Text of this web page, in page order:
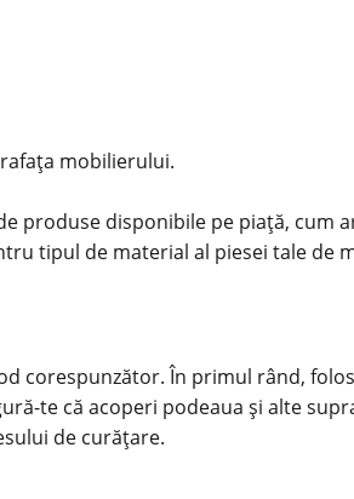
mobilierului.
produse disponibile pe piață, cum
tipul de material al piesei tale de
corespunzător. În primul rând,
te că acoperi podeaua și alte
de curățare.